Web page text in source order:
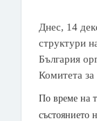
Днес, 14
структури
България
Комитета
По време на
състоянието